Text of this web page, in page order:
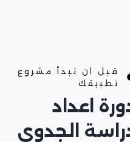
قبل ان تبدأ مشروع
تطبيقك
اعداد
الجدوى